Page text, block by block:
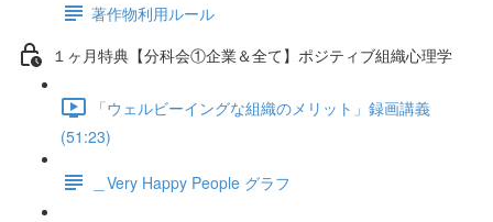
著作物利用ルール
１ヶ月特典【分科会①企業＆全て】ポジティブ組織心理学
「ウェルビーイングな組織のメリット」録画講義
(51:23)
＿Very Happy People グラフ